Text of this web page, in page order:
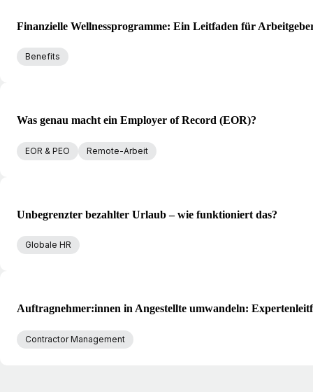
Finanzielle Wellnessprogramme: Ein Leitfaden für
Benefits
Was genau macht ein Employer of Record (EOR)?
EOR & PEO Remote-Arbeit
Unbegrenzter bezahlter Urlaub – wie funktioniert das?
Globale HR
Auftragnehmer:innen in Angestellte umwandeln:
Contractor Management